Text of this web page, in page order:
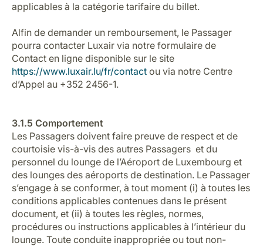
applicables à la catégorie tarifaire du billet.
Alfin de demander un remboursement, le Passager
pourra contacter Luxair via notre formulaire de
Contact en ligne disponible sur le site
https://www.luxair.lu/fr/contact ou via notre Centre
d’Appel au +352 2456-1.
3.1.5 Comportement
Les Passagers doivent faire preuve de respect et de
courtoisie vis-à-vis des autres Passagers et du
personnel du lounge de l’Aéroport de Luxembourg et
des lounges des aéroports de destination. Le Passager
s’engage à se conformer, à tout moment (i) à toutes les
conditions applicables contenues dans le présent
document, et (ii) à toutes les règles, normes,
procédures ou instructions applicables à l’intérieur du
lounge. Toute conduite inappropriée ou tout non-